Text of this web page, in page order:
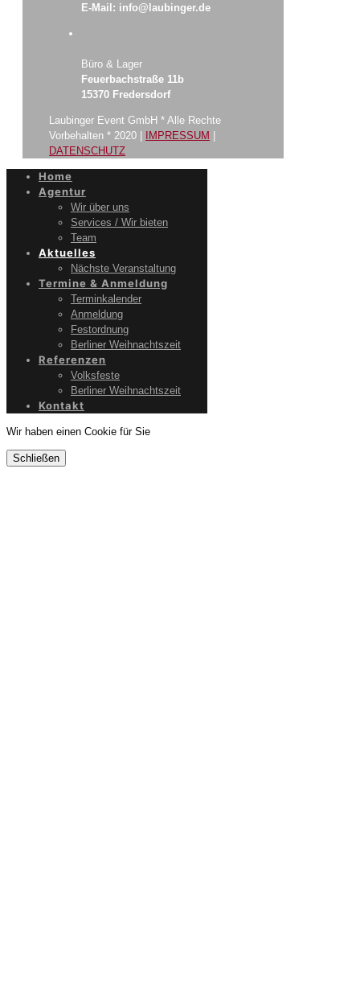
E-Mail: info@laubinger.de
Büro & Lager
Feuerbachstraße 11b
15370 Fredersdorf
Laubinger Event GmbH * Alle Rechte
Vorbehalten * 2020 |
IMPRESSUM
DATENSCHUTZ
Home
Agentur
Wir über uns
Services / Wir bieten
Team
Aktuelles
Nächste Veranstaltung
Termine & Anmeldung
Terminkalender
Anmeldung
Festordnung
Berliner Weihnachtszeit
Referenzen
Volksfeste
Berliner Weihnachtszeit
Kontakt
Wir haben einen Cookie für Sie
Schließen